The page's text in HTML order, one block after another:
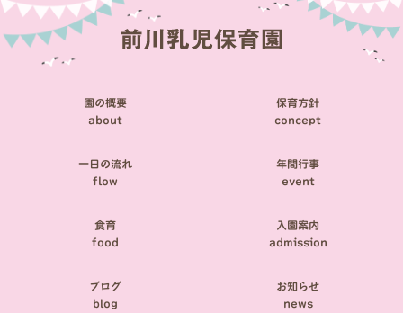
園の概要
about
保育方針
concept
一日の流れ
flow
年間行事
event
食育
food
入園案内
admission
ブログ
blog
お知らせ
news